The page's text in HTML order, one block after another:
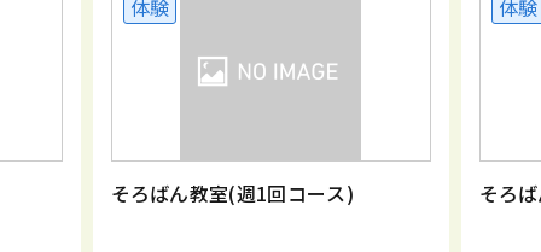
週1回コース) そろばん教室(週1回コース)